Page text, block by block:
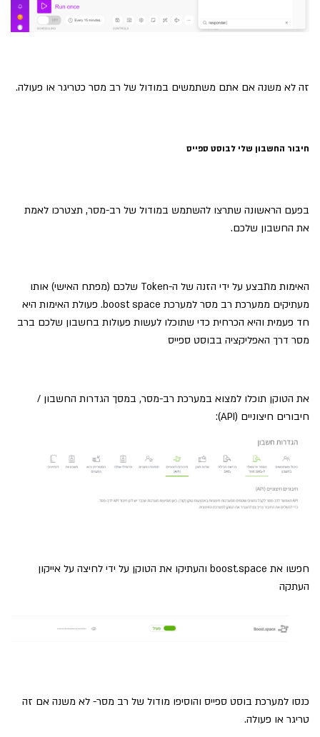
זה לא משנה אם אתם משתמשים במודול של רב מסר כטריגר או פעולה.
חיבור החשבון שלי לבוסט ספייס
בפעם הראשונה שתרצו להשתמש במודול של רב-מסר, תצטרכו לאמת
את החשבון שלכם.
האימות מתבצע על ידי הזנה של ה-Token שלכם (מפתח האישי) אותו
מעתיקים ממערכת רב מסר למערכת boost space. פעולת האימות היא
חד פעמית והיא הכרחית כדי שתוכלו לעשות פעולות בחשבון שלכם ברב
מסר דרך האפליקציה בבוסט ספייס
את הטוקן תוכלו למצוא במערכת רב-מסר, במסך הגדרות החשבון /
חיבורים חיצוניים (API):
חפשו את boost.space והעתיקו את הטוקן על ידי לחיצה על אייקון
העתקה
כנסו למערכת בוסט ספייס והוסיפו מודול של רב מסר- לא משנה אם זה
טריגר או פעולה.